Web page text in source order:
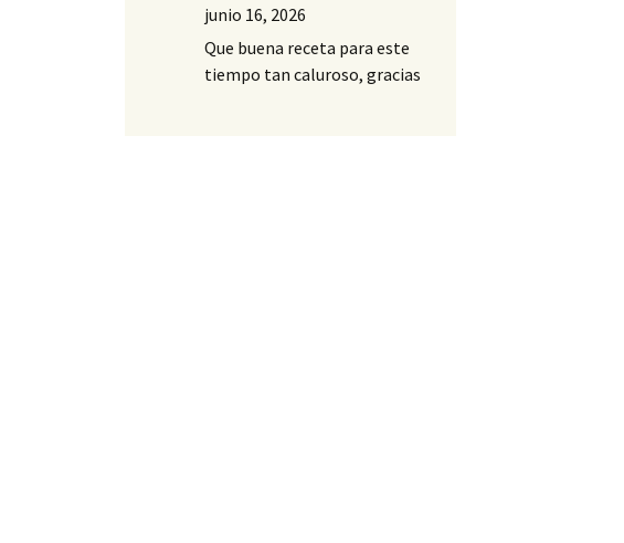
junio 16, 2026
Que buena receta para este
tiempo tan caluroso, gracias